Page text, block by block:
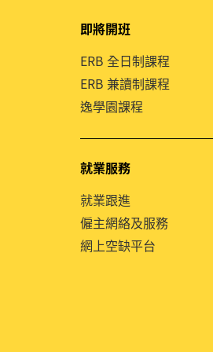
即將開班
ERB 全日制課程
ERB 兼讀制課程
逸學園課程
就業服務
就業跟進
僱主網絡及服務
網上空缺平台